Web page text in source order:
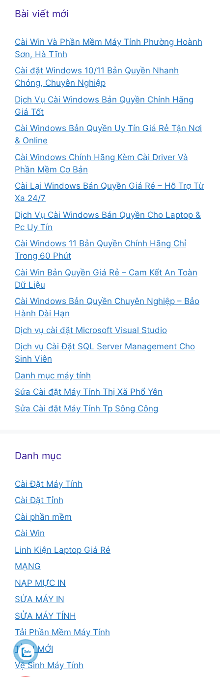
Bài viết mới
Cài Win Và Phần Mềm Máy Tính Phường Hoành
Sơn, Hà Tĩnh
Cài đặt Windows 10/11 Bản Quyền Nhanh
Chóng, Chuyên Nghiệp
Dịch Vụ Cài Windows Bản Quyền Chính Hãng
Giá Tốt
Cài Windows Bản Quyền Uy Tín Giá Rẻ Tận Nơi
& Online
Cài Windows Chính Hãng Kèm Cài Driver Và
Phần Mềm Cơ Bản
Cài Lại Windows Bản Quyền Giá Rẻ – Hỗ Trợ Từ
Xa 24/7
Dịch Vụ Cài Windows Bản Quyền Cho Laptop &
Pc Uy Tín
Cài Windows 11 Bản Quyền Chính Hãng Chỉ
Trong 60 Phút
Cài Win Bản Quyền Giá Rẻ – Cam Kết An Toàn
Dữ Liệu
Cài Windows Bản Quyền Chuyên Nghiệp – Bảo
Hành Dài Hạn
Dịch vụ cài đặt Microsoft Visual Studio
Dịch vụ Cài Đặt SQL Server Management Cho
Sinh Viên
Danh mục máy tính
Sửa Cài đặt Máy Tính Thị Xã Phổ Yên
Sửa Cài đặt Máy Tính Tp Sông Công
Danh mục
Cài Đặt Máy Tính
Cài Đặt Tỉnh
Cài phần mềm
Cài Win
Linh Kiện Laptop Giá Rẻ
MẠNG
NẠP MỰC IN
SỬA MÁY IN
SỬA MÁY TÍNH
Tải Phần Mềm Máy Tính
TỈNH MỚI
Vệ Sinh Máy Tính